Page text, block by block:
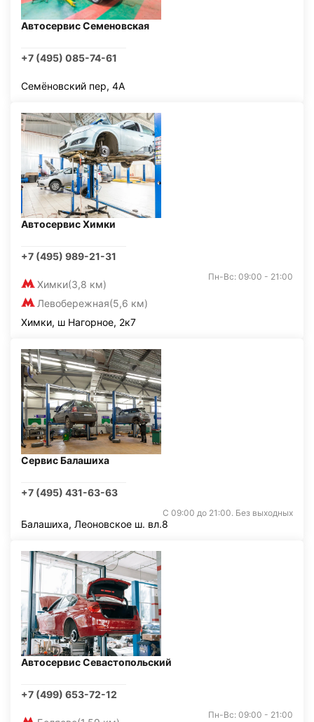
Автосервис Семеновская
+7 (495) 085-74-61
Семёновский пер, 4А
Автосервис Химки
+7 (495) 989-21-31
Химки(3,8 км)
Левобережная(5,6 км)
Пн-Вс: 09:00 - 21:00
Химки, ш Нагорное, 2к7
Сервис Балашиха
+7 (495) 431-63-63
С 09:00 до 21:00. Без выходных
Балашиха, Леоновское ш. вл.8
Автосервис Севастопольский
+7 (499) 653-72-12
Пн-Вс: 09:00 - 21:00